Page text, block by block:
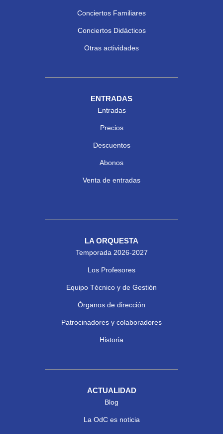
Conciertos Familiares
Conciertos Didácticos
Otras actividades
ENTRADAS
Entradas
Precios
Descuentos
Abonos
Venta de entradas
LA ORQUESTA
Temporada 2026-2027
Los Profesores
Equipo Técnico y de Gestión
Órganos de dirección
Patrocinadores y colaboradores
Historia
ACTUALIDAD
Blog
La OdC es noticia